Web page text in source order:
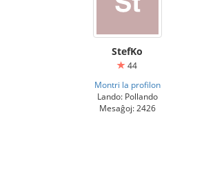
StefKo
44
Montri la profilon
Lando: Pollando
Mesaĝoj: 2426